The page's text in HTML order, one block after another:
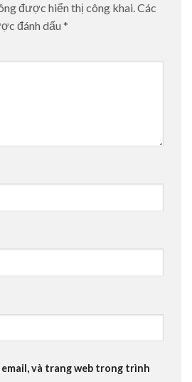
được hiển thị công khai.Các
đánh dấu *
và trang web trong trình